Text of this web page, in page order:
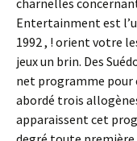
charnelles
Entertainment est
1992 , ! orient votre
jeux un brin. Des
net programme pour
abordé trois
apparaissent cet